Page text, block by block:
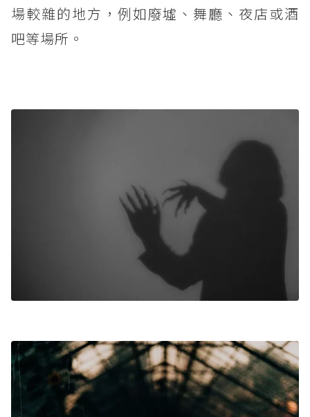
場較雜的地方，例如廢墟、舞廳、夜店或酒
吧等場所。